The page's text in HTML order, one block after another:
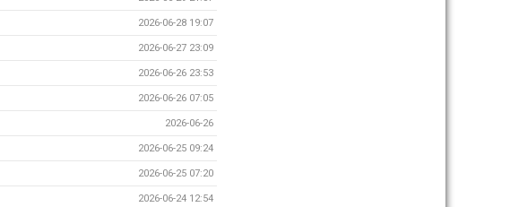
2026-06-28 19:07
2026-06-27 23:09
2026-06-26 23:53
2026-06-26 07:05
2026-06-26
2026-06-25 09:24
2026-06-25 07:20
2026-06-24 12:54